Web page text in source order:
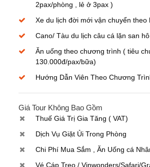
2pax/phòng , lẻ ở 3pax )
Xe du lịch đời mới vận chuyển theo
Cano/ Tàu du lịch câu cá lặn san hô
Ăn uống theo chương trình ( tiêu
130.000đ/pax/bữa)
Hướng Dẫn Viên Theo Chương
Giá Tour Không Bao Gồm
Thuế Giá Trị Gia Tăng ( VAT)
Dịch Vụ Giặt Ủi Trong Phòng
Chi Phí Mua Sắm , Ăn Uống cá
Vé Cáp Treo / Vinwonders/Safari/